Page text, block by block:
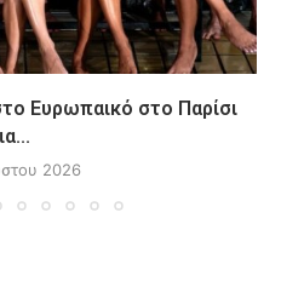
Ευρωπαικό στο Παρίσι
2026